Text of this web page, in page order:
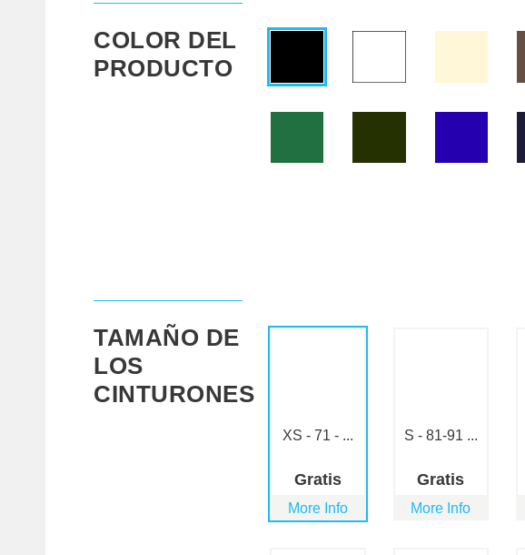
COLOR DEL
PRODUCTO
TAMAÑO DE
LOS
CINTURONES
XS - 71 - ...
Gratis
More Info
S - 81-91 ...
Gratis
More Info